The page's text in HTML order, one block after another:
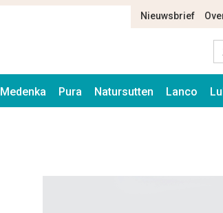
Nieuwsbrief
Medenka Pura Natursutten Lanco